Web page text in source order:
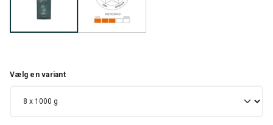
Vælg en variant